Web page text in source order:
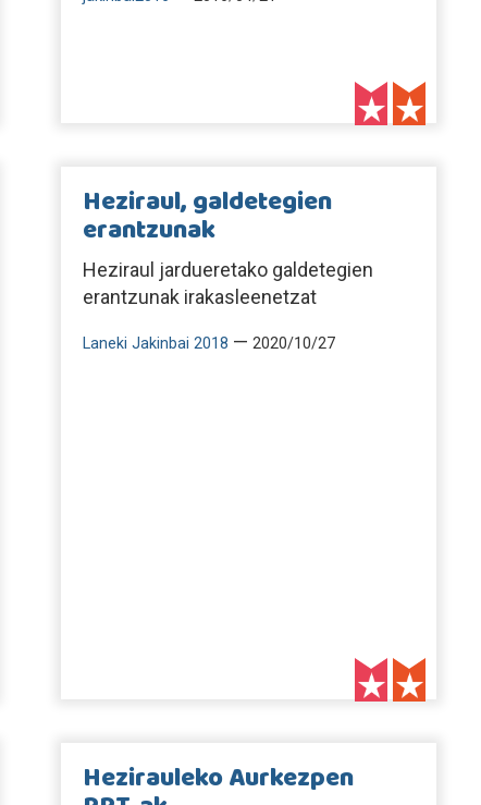
Heziraul, galdetegien
erantzunak
Heziraul jardueretako galdetegien
erantzunak irakasleenetzat
Laneki Jakinbai 2018 — 2020/10/27
Hezirauleko Aurkezpen